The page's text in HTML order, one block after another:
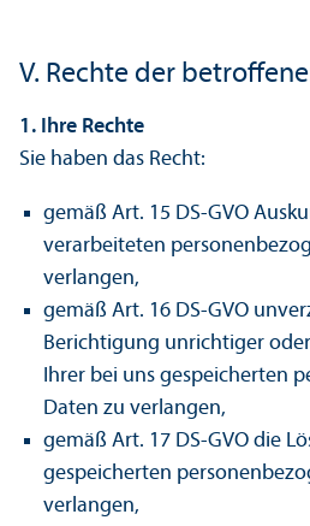
V. Rechte der
1. Ihre Rechte
Sie haben das Recht:
gemäß Art. 15 DS-GVO
verarbeiteten
verlangen,
gemäß Art. 16 DS-GVO
Berichtigung unrichtiger
Ihrer bei uns gespeicherten
Daten zu verlangen,
gemäß Art. 17 DS-GVO die
gespeicherten
verlangen,